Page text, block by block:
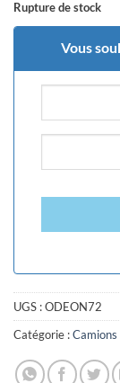
Rupture de stock
Vous
UGS :ODEON72
Catégorie :Camions